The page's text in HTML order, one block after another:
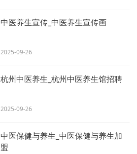
中医养生宣传_中医养生宣传画
2025-09-26
杭州中医养生_杭州中医养生馆招聘
2025-09-26
中医保健与养生_中医保健与养生加
盟